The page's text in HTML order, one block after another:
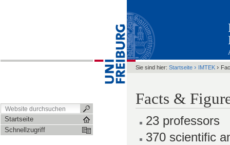
Startseite
Schnellzugriff
Sie sind hier: Startseite › IMTEK ›
Facts &
23 professors
370 scientific